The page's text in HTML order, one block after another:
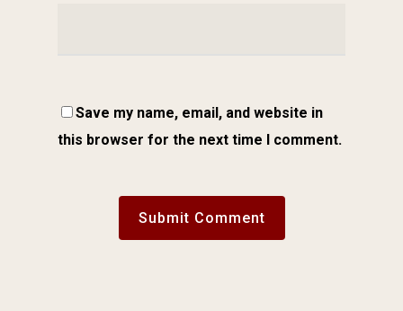
Save my name, email, and website in
this browser for the next time I comment.